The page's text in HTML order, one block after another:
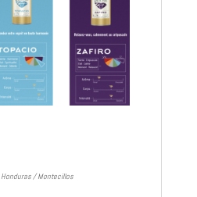
Honduras / Montecillos